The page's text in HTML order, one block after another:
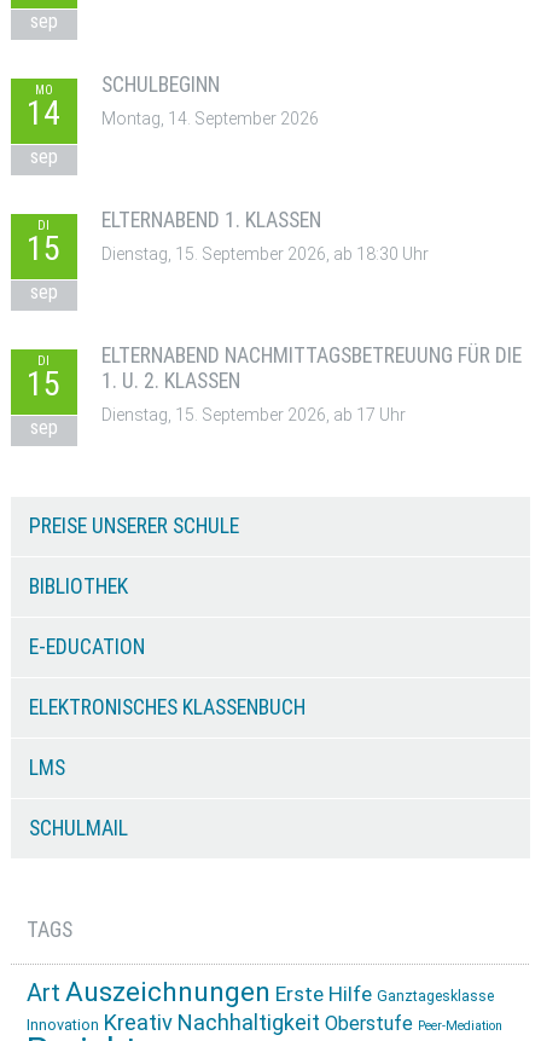
sep
MO
14
sep
SCHULBEGINN
Montag, 14. September 2026
DI
15
sep
ELTERNABEND 1. KLASSEN
Dienstag, 15. September 2026, ab 18:30 Uhr
DI
15
sep
ELTERNABEND NACHMITTAGSBETREUUNG FÜR DIE
1. U. 2. KLASSEN
Dienstag, 15. September 2026, ab 17 Uhr
PREISE UNSERER SCHULE
BIBLIOTHEK
E-EDUCATION
ELEKTRONISCHES KLASSENBUCH
LMS
SCHULMAIL
TAGS
Art Auszeichnungen Erste Hilfe Ganztagesklasse
Innovation Kreativ Nachhaltigkeit Oberstufe Peer-Mediation